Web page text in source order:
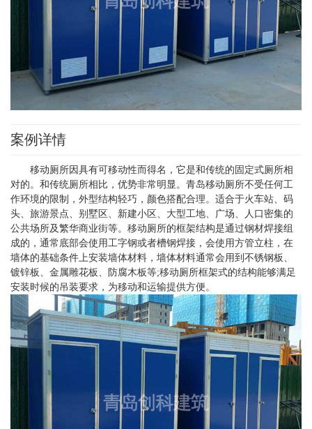
案例详情
移动厕所因具有可移动性而得名，它是和传统的固定式厕所相
对的。和传统厕所相比，优势非常明显。青岛移动厕所不受任何工
作环境的限制，外型结构轻巧，颜色搭配合理。适合于火车站、码
头、旅游景点、别墅区、新建小区、大型工地、广场、人口密集的
公共场所及繁华商业街等。移动厕所的框架结构是通过钢材焊接组
成的，通常底部会使用工字钢或者槽钢焊接，会使用方管立柱，在
墙体的基础条件上安装墙体材料，墙体材料通常会用到不锈钢板、
镀锌板、金属雕花板、防腐木板等;移动厕所框架式的结构能够满足
安装时候的吊装要求，为移动和运输提供方便。